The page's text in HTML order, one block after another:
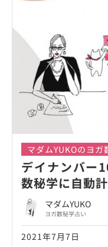
マダムYUKOのヨガ
デイナンバー
数秘学に自動
マダムYUKO
ヨガ数秘学占い
2021年7月7日